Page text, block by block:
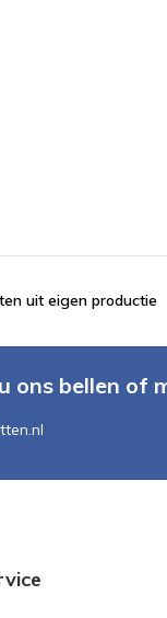
uit eigen productie
ons bellen of